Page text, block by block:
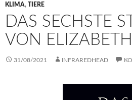
KLIMA, TIERE
DAS SECHSTE
VON ELIZABETH
31/08/2021 INFRAREDHEAD